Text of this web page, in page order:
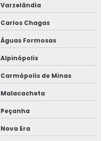
Varzelândia
Carlos Chagas
Águas Formosas
Alpinópolis
Carmópolis de Minas
Malacacheta
Peçanha
Nova Era